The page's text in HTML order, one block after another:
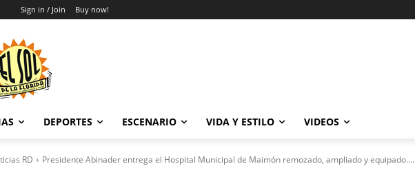
Sign in / Join Buy now!
DEPORTES ESCENARIO VIDA Y ESTILO VIDEOS
RD Presidente Abinader entrega el Hospital Municipal de Maimón remozado, ampliado y equipado....